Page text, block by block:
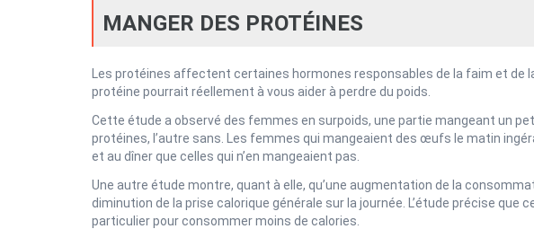
MANGER DES PROTÉINES
Les protéines affectent certaines hormones responsables de la faim et de
protéine pourrait réellement à vous aider à perdre du poids.
Cette étude a observé des femmes en surpoids, une partie mangeant un
protéines, l’autre sans. Les femmes qui mangeaient des œufs le matin
et au dîner que celles qui n’en mangeaient pas.
Une autre étude montre, quant à elle, qu’une augmentation de la
diminution de la prise calorique générale sur la journée. L’étude précise que
particulier pour consommer moins de calories.